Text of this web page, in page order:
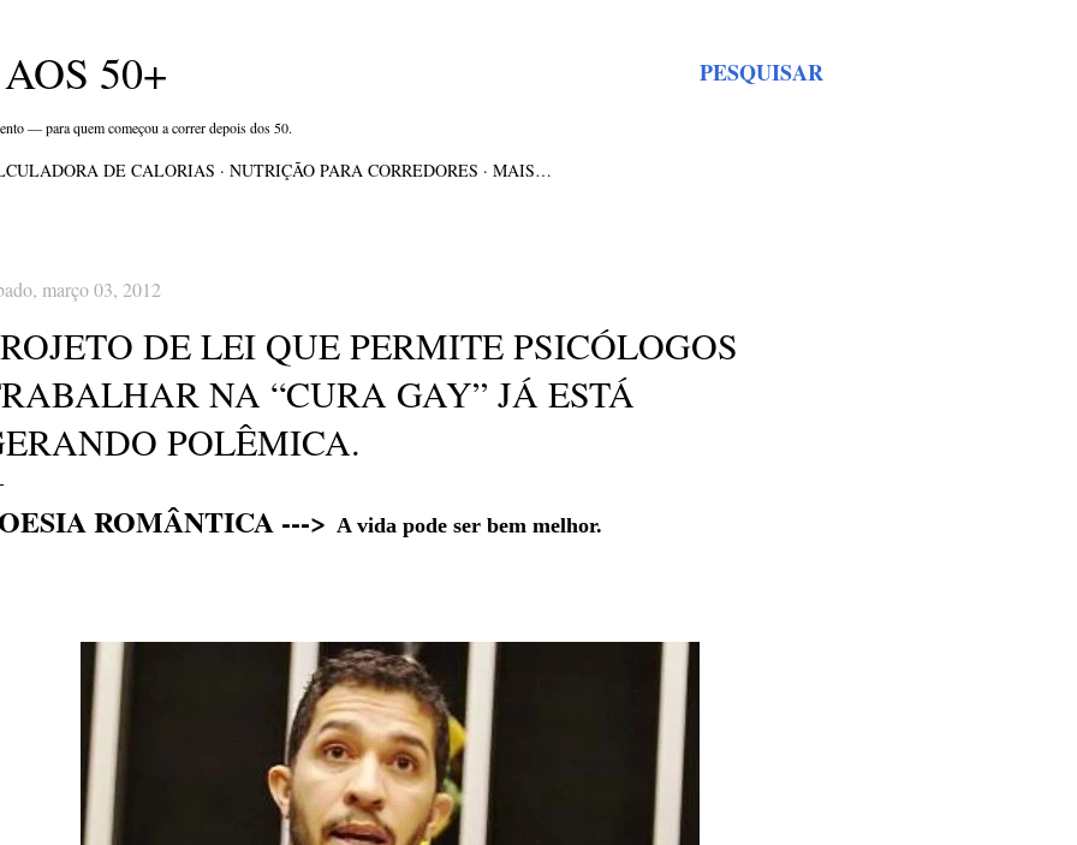
PESQUISAR
50+
— para quem começou a correr depois dos 50.
DE CALORIAS NUTRIÇÃO PARA CORREDORES MAIS…
março 03, 2012
DE LEI QUE PERMITE PSICÓLOGOS
NA “CURA GAY” JÁ ESTÁ
POLÊMICA.
ROMÂNTICA ---> A vida pode ser bem melhor.